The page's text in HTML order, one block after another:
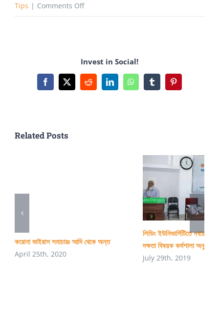
Tips | Comments Offon
করার
কিছু
Invest in Social!
Facebook
X RedditLinkedInWhatsAppTumblrPinterest
Related Posts
করোনা ভাইরাস সমাচারঃ আদি থেকে অন্ত
April 25th, 2020
লিডিং ইউনিভার্সিটিতে
দক্ষতা বিষয়ক কর্মশালা অনুষ্ঠিত
July 29th, 2019